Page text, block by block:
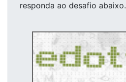
responda ao desafio abaixo.